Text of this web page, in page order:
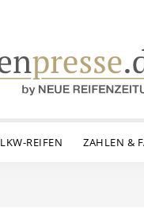
LKW-REIFEN ZAHLEN &